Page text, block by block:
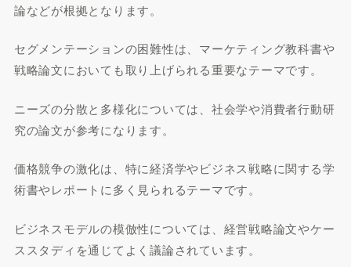
論などが根拠となります。
セグメンテーションの困難性は、マーケティング教科書や
戦略論文においても取り上げられる重要なテーマです。
ニーズの分散と多様化については、社会学や消費者行動研
究の論文が参考になります。
価格競争の激化は、特に経済学やビジネス戦略に関する学
術書やレポートに多く見られるテーマです。
ビジネスモデルの模倣性については、経営戦略論文やケー
ススタディを通じてよく議論されています。